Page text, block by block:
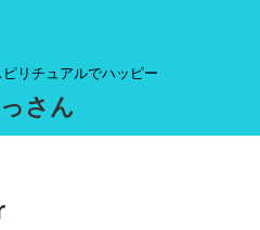
リチュアルでハッピー
さん